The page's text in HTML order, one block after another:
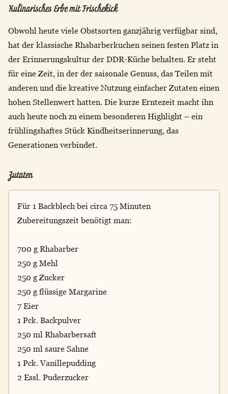
Kulinarisches Erbe mit Frischekick
Obwohl heute viele Obstsorten ganzjährig verfügbar sind,
hat der klassische Rhabarberkuchen seinen festen Platz in
der Erinnerungskultur der DDR-Küche behalten. Er steht
für eine Zeit, in der der saisonale Genuss, das Teilen mit
anderen und die kreative Nutzung einfacher Zutaten einen
hohen Stellenwert hatten. Die kurze Erntezeit macht ihn
auch heute noch zu einem besonderen Highlight – ein
frühlingshaftes Stück Kindheitserinnerung, das
Generationen verbindet.
Zutaten
Für 1 Backblech bei circa 75 Minuten
Zubereitungszeit benötigt man:
700 g Rhabarber
250 g Mehl
250 g Zucker
250 g flüssige Margarine
7 Eier
1 Pck. Backpulver
250 ml Rhabarbersaft
250 ml saure Sahne
1 Pck. Vanillepudding
2 Essl. Puderzucker